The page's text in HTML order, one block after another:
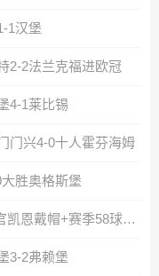
1汉堡
2-2法兰克福进欧冠
4-1莱比锡
门兴4-0十人霍芬海姆
胜奥格斯堡
34轮122球！拜仁5-1科隆89分收官凯恩戴帽+赛季58球破纪录
3-2弗赖堡